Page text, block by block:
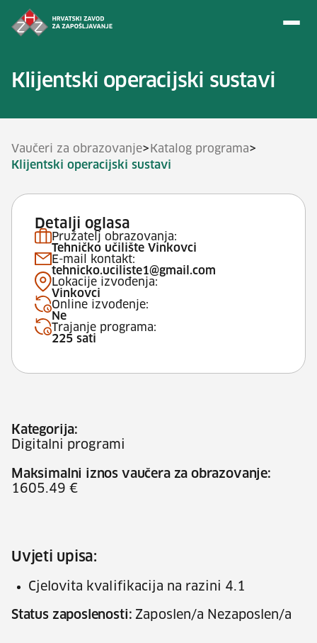
Klijentski operacijski sustavi
Vaučeri za obrazovanje> Katalog programa>
Klijentski operacijski sustavi
Detalji oglasa
Pružatelj obrazovanja:
Tehničko učilište Vinkovci
E-mail kontakt:
tehnicko.uciliste1@gmail.com
Lokacije izvođenja:
Vinkovci
Online izvođenje:
Ne
Trajanje programa:
225 sati
Kategorija:
Digitalni programi
Maksimalni iznos vaučera za obrazovanje:
1605.49 €
Uvjeti upisa:
Cjelovita kvalifikacija na razini 4.1
Status zaposlenosti: Zaposlen/a Nezaposlen/a